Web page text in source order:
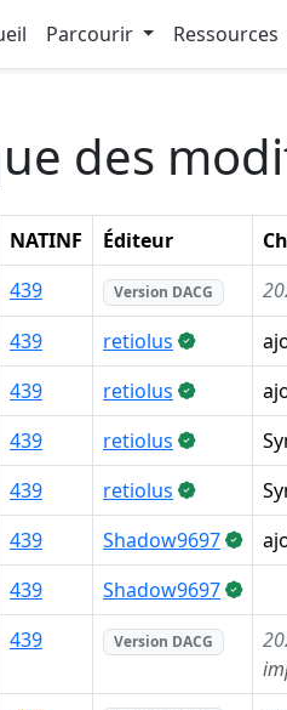
Parcourir Ressources
des
NATINF Éditeur
439 Version DACG
439 retiolus
439 retiolus
439 retiolus
439 retiolus
439 Shadow9697
439 Shadow9697
439 Version DACG